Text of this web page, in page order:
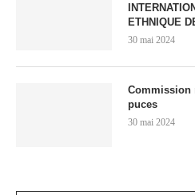
ETHNIQUE
30 mai 2024
Commission
puces
30 mai 2024